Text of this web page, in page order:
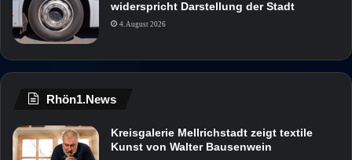
widerspricht Darstellung der Stadt
4. August 2026
Rhön1.News
Kreisgalerie Mellrichstadt zeigt textile
Kunst von Walter Bausenwein